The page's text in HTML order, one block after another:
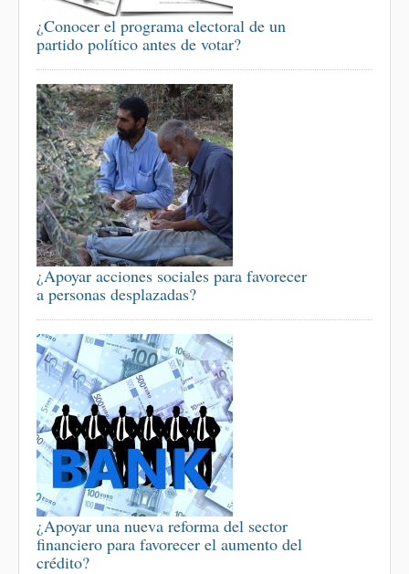
¿Conocer el programa electoral de un
partido político antes de votar?
¿Apoyar acciones sociales para favorecer
a personas desplazadas?
¿Apoyar una nueva reforma del sector
financiero para favorecer el aumento del
crédito?